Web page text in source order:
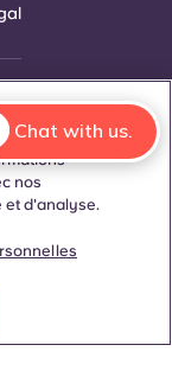
une visite
Portuguese
votre
et le
nos
et d'analyse.
Chat with us.